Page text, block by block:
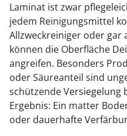
Laminat ist zwar
jedem Reinigungsmittel
Allzweckreiniger oder gar
können die Oberfläche
angreifen. Besonders
oder Säureanteil sind
schützende Versiegelung
Ergebnis: Ein matter
oder dauerhafte